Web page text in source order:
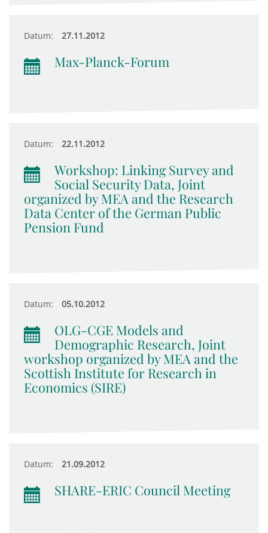
Datum: 27.11.2012
Max-Planck-Forum
Datum: 22.11.2012
Workshop: Linking Survey and
Social Security Data, Joint
organized by MEA and the Research
Data Center of the German Public
Pension Fund
Datum: 05.10.2012
OLG-CGE Models and
Demographic Research, Joint
workshop organized by MEA and the
Scottish Institute for Research in
Economics (SIRE)
Datum: 21.09.2012
SHARE-ERIC Council Meeting